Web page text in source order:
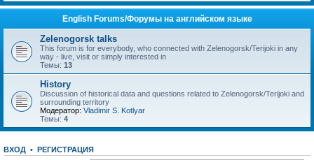
English Forums/Форумы на английском языке
Zelenogorsk talks
This forum is for everybody, who connected with Zelenogorsk/Terijoki in any
way - live, visit or simply interested in
Темы: 13
History
Discussion of historical data and questions related to Zelenogorsk/Terijoki and
surrounding territory
Модератор: Vladimir S. Kotlyar
Темы: 4
ВХОД • РЕГИСТРАЦИЯ